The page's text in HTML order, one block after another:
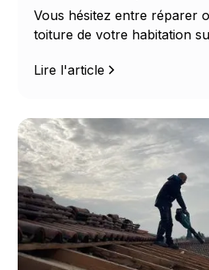
Vous hésitez entre réparer
toiture de votre habitation
nos équipes vous…
Lire l'article